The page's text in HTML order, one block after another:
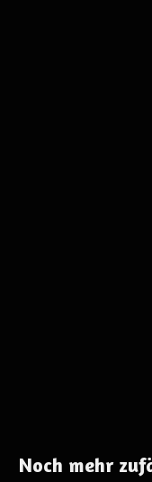
Noch mehr